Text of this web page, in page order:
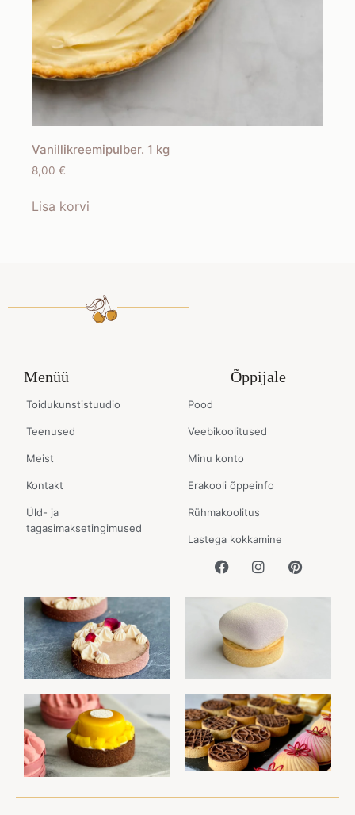
Vanillikreemipulber. 1 kg
8,00 €
Lisa korvi
Menüü
Toidukunstistuudio
Teenused
Meist
Kontakt
Üld- ja
tagasimaksetingimused
Õppijale
Pood
Veebikoolitused
Minu konto
Erakooli õppeinfo
Rühmakoolitus
Lastega kokkamine